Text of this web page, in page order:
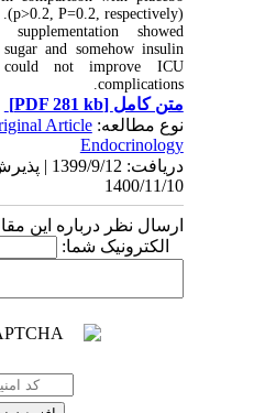
(p>0.2, P=0.2, respectively).
supplementation showed
sugar and somehow insulin
could not improve ICU
complications.
متن کامل[PDF 281 kb]
نوع مطالعه:Article
Endocrinology
1400/11/10
ارسال نظر درباره این
الکترونیک شما: